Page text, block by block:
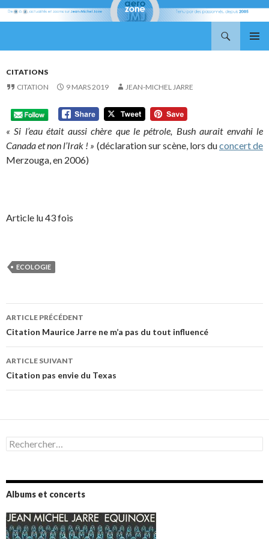
CONTENU
CITATIONS
CITATION
9 MARS 2019 JEAN-MICHEL JARRE
« Si l’eau était aussi chère que le pétrole, Bush aurait envahi le
Canada et non l’Irak ! » (déclaration sur scène, lors duconcert de
Merzouga, en 2006)
Article lu 43 fois
ECOLOGIE
Navigation
des
articles
ARTICLE PRÉCÉDENT
Citation Maurice Jarre ne m’a pas du tout influencé
ARTICLE SUIVANT
Citation pas envie du Texas
Rechercher :
Albums et concerts